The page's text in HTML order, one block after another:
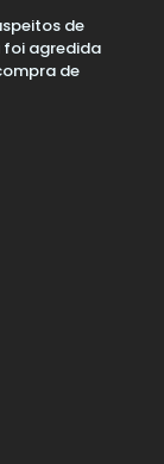
de
agredida
de